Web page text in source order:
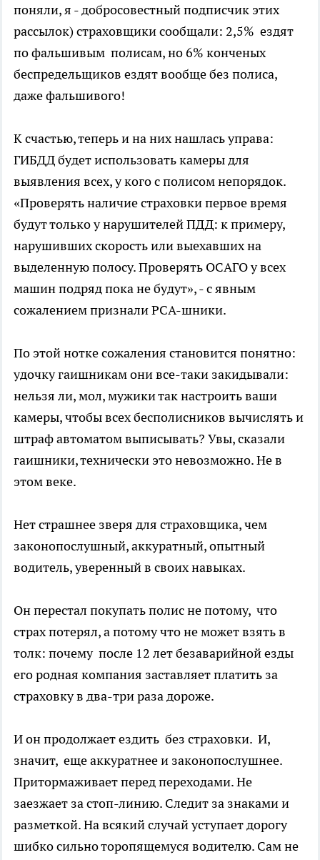
поняли, я - добросовестный подписчик этих
рассылок) страховщики сообщали: 2,5% ездят
по фальшивым полисам, но 6% конченых
беспредельщиков ездят вообще без полиса,
даже фальшивого!
К счастью, теперь и на них нашлась управа:
ГИБДД будет использовать камеры для
выявления всех, у кого с полисом непорядок.
«Проверять наличие страховки первое время
будут только у нарушителей ПДД: к примеру,
нарушивших скорость или выехавших на
выделенную полосу. Проверять ОСАГО у всех
машин подряд пока не будут», - с явным
сожалением признали РСА-шники.
По этой нотке сожаления становится понятно:
удочку гаишникам они все-таки закидывали:
нельзя ли, мол, мужики так настроить ваши
камеры, чтобы всех бесполисников вычислять и
штраф автоматом выписывать? Увы, сказали
гаишники, технически это невозможно. Не в
этом веке.
Нет страшнее зверя для страховщика, чем
законопослушный, аккуратный, опытный
водитель, уверенный в своих навыках.
Он перестал покупать полис не потому, что
страх потерял, а потому что не может взять в
толк: почему после 12 лет безаварийной езды
его родная компания заставляет платить за
страховку в два-три раза дороже.
И он продолжает ездить без страховки. И,
значит, еще аккуратнее и законопослушнее.
Притормаживает перед переходами. Не
заезжает за стоп-линию. Следит за знаками и
разметкой. На всякий случай уступает дорогу
шибко сильно торопящемуся водителю. Сам не